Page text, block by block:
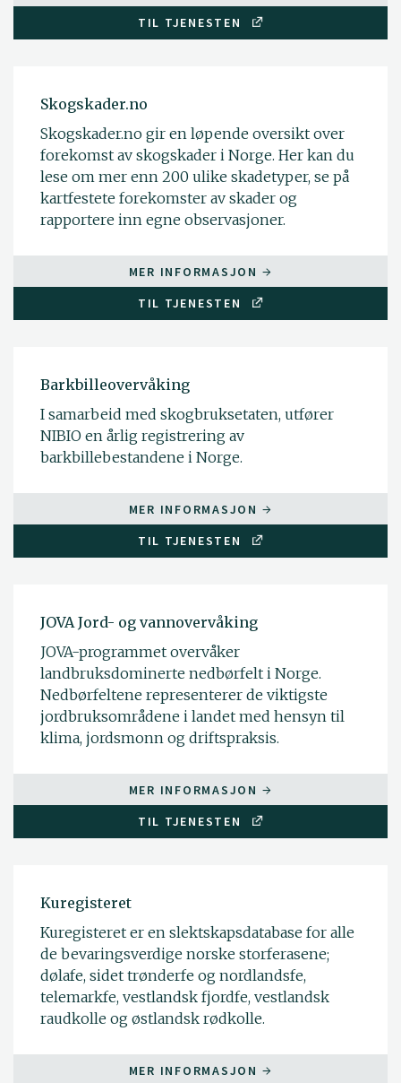
TIL TJENESTEN
Skogskader.no
Skogskader.no gir en løpende oversikt over
forekomst av skogskader i Norge. Her kan du
lese om mer enn 200 ulike skadetyper, se på
kartfestete forekomster av skader og
rapportere inn egne observasjoner.
MER INFORMASJON
TIL TJENESTEN
Barkbilleovervåking
I samarbeid med skogbruksetaten, utfører
NIBIO en årlig registrering av
barkbillebestandene i Norge.
MER INFORMASJON
TIL TJENESTEN
JOVA Jord- og vannovervåking
JOVA-programmet overvåker
landbruksdominerte nedbørfelt i Norge.
Nedbørfeltene representerer de viktigste
jordbruksområdene i landet med hensyn til
klima, jordsmonn og driftspraksis.
MER INFORMASJON
TIL TJENESTEN
Kuregisteret
Kuregisteret er en slektskapsdatabase for alle
de bevaringsverdige norske storferasene;
dølafe, sidet trønderfe og nordlandsfe,
telemarkfe, vestlandsk fjordfe, vestlandsk
raudkolle og østlandsk rødkolle.
MER INFORMASJON